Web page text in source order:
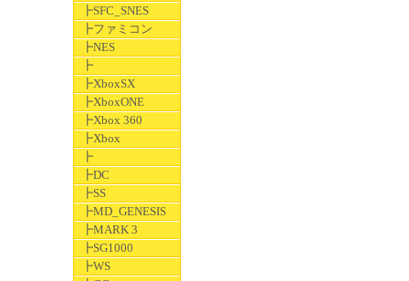
┣SFC_SNES
┣ファミコン
┣NES
┣
┣XboxSX
┣XboxONE
┣Xbox 360
┣Xbox
┣
┣DC
┣SS
┣MD_GENESIS
┣MARK 3
┣SG1000
┣WS